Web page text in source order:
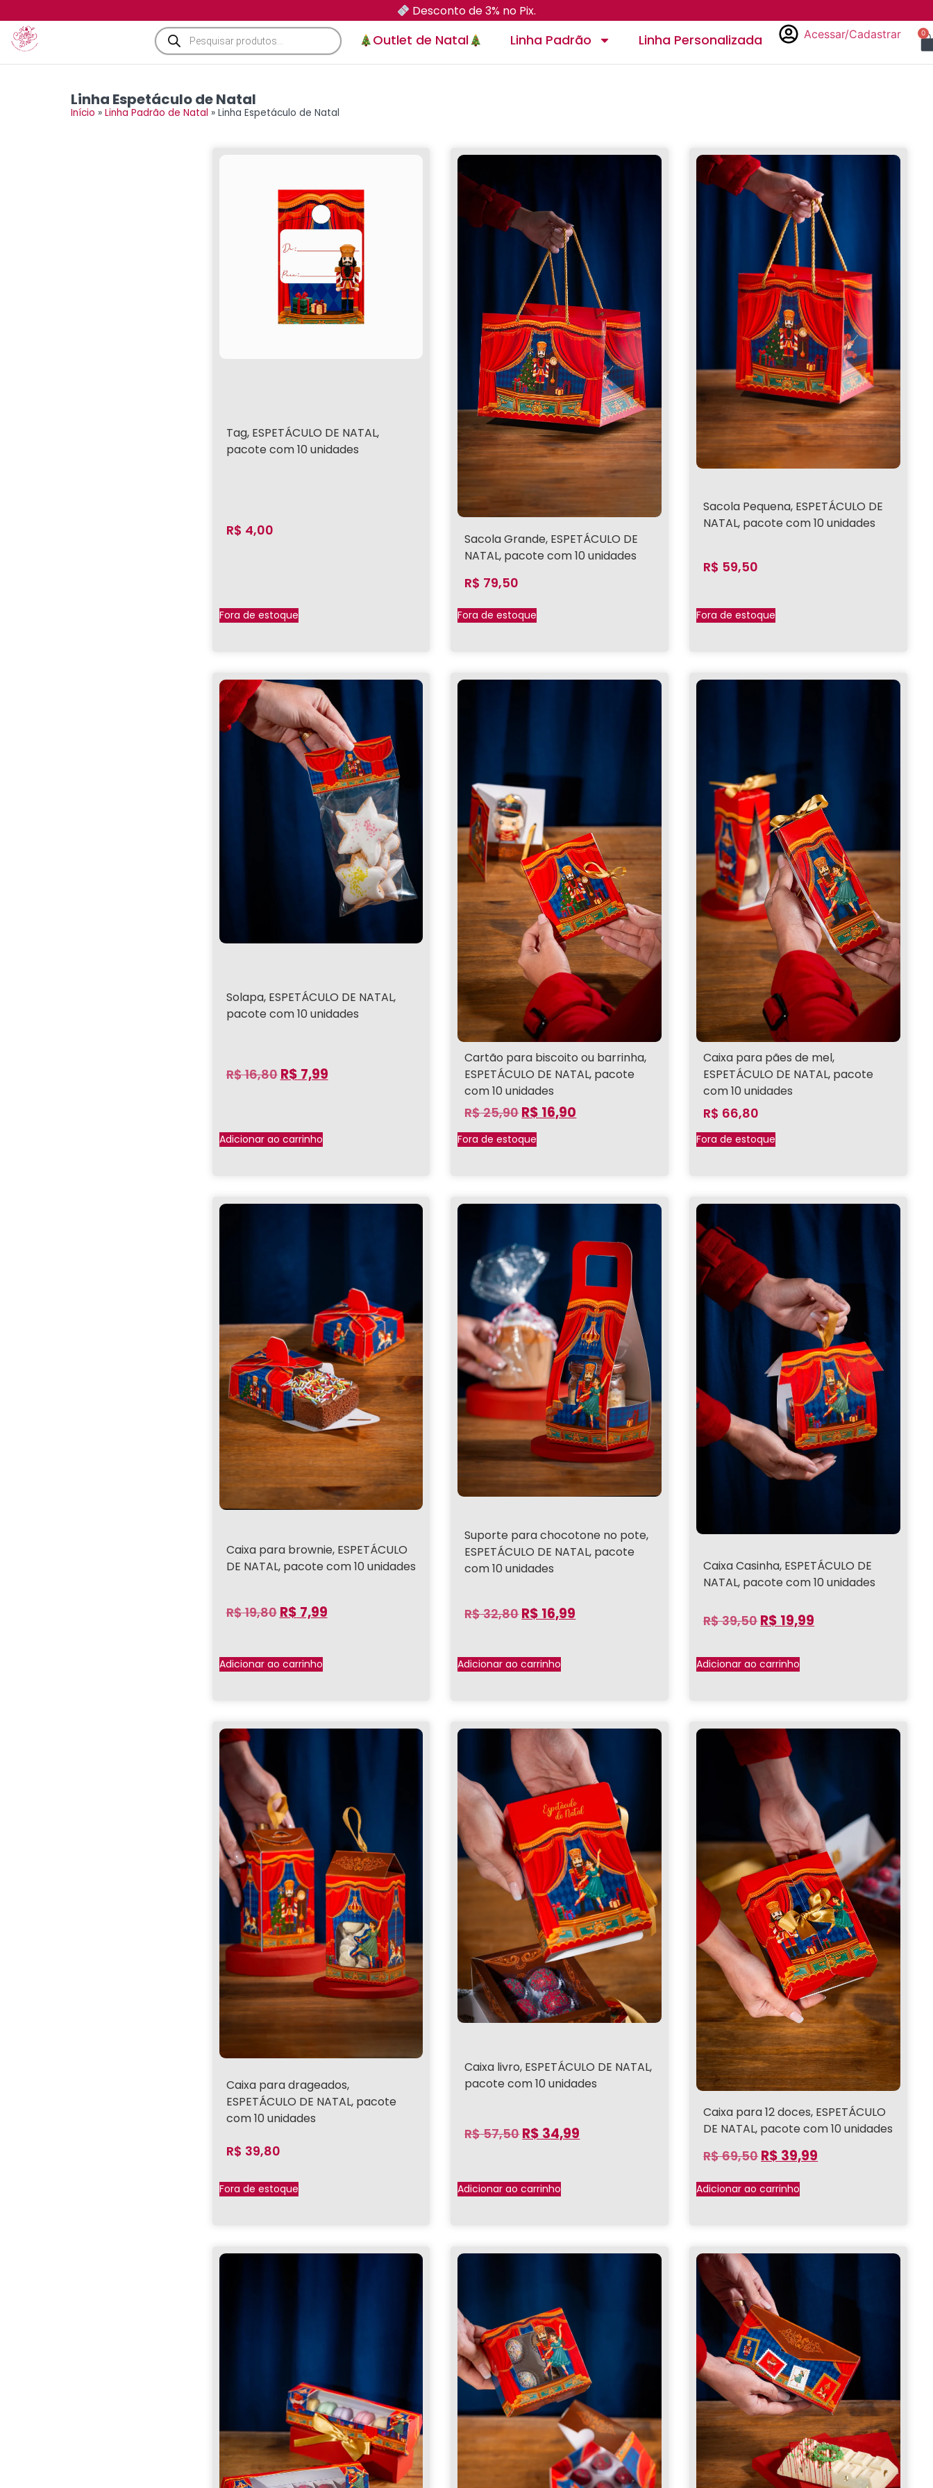
Desconto de 3% no Pix.
Outlet de Natal Linha Padrão Linha Personalizada Acessar/Cadastrar 0
Linha Espetáculo de Natal
Início » Linha Padrão de Natal » Linha Espetáculo de Natal
Tag, ESPETÁCULO DE NATAL,
pacote com 10 unidades
R$ 4,00
Fora de estoque
Sacola Grande, ESPETÁCULO DE
NATAL, pacote com 10 unidades
R$ 79,50
Fora de estoque
Sacola Pequena, ESPETÁCULO DE
NATAL, pacote com 10 unidades
R$ 59,50
Fora de estoque
Solapa, ESPETÁCULO DE NATAL,
pacote com 10 unidades
R$16,80 R$ 7,99
Adicionar ao carrinho
Cartão para biscoito ou barrinha,
ESPETÁCULO DE NATAL, pacote
com 10 unidades
R$25,90R$ 16,90
Fora de estoque
Caixa para pães de mel,
ESPETÁCULO DE NATAL, pacote
com 10 unidades
R$ 66,80
Fora de estoque
Caixa para brownie, ESPETÁCULO
DE NATAL, pacote com 10 unidades
R$19,80 R$ 7,99
Adicionar ao carrinho
Suporte para chocotone no pote,
ESPETÁCULO DE NATAL, pacote
com 10 unidades
R$32,80R$ 16,99
Adicionar ao carrinho
Caixa Casinha, ESPETÁCULO DE
NATAL, pacote com 10 unidades
R$39,50R$ 19,99
Adicionar ao carrinho
Caixa para drageados,
ESPETÁCULO DE NATAL, pacote
com 10 unidades
R$ 39,80
Fora de estoque
Caixa livro, ESPETÁCULO DE NATAL,
pacote com 10 unidades
R$57,50R$ 34,99
Adicionar ao carrinho
Caixa para 12 doces, ESPETÁCULO
DE NATAL, pacote com 10 unidades
R$69,50R$ 39,99
Adicionar ao carrinho